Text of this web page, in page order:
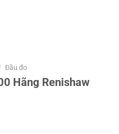
Đầu đo
Hãng Renishaw